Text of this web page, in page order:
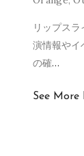
リップス
演情報やイ
の確…
See